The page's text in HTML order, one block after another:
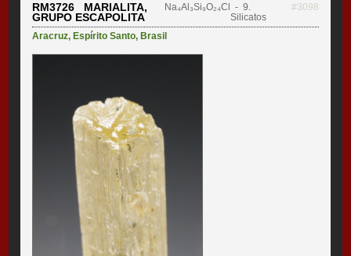
RM3726 MARIALITA,
GRUPO ESCAPOLITA
Na₄Al₃Si₉O₂₄Cl
- 9.
Silicatos
#3098
Aracruz, Espírito Santo, Brasil